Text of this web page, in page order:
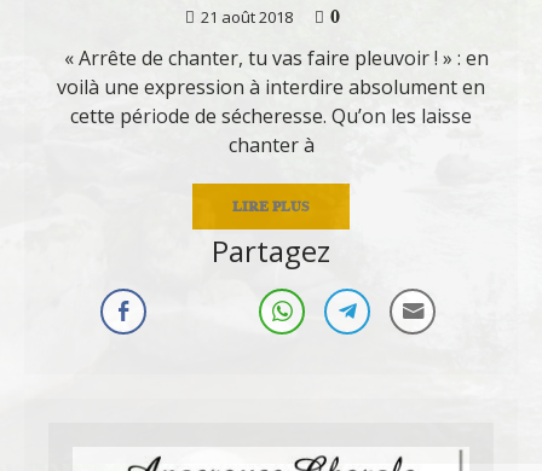
21 août 2018
0
« Arrête de chanter, tu vas faire pleuvoir ! » : en
voilà une expression à interdire absolument en
cette période de sécheresse. Qu’on les laisse
chanter à
LIRE PLUS
Partagez